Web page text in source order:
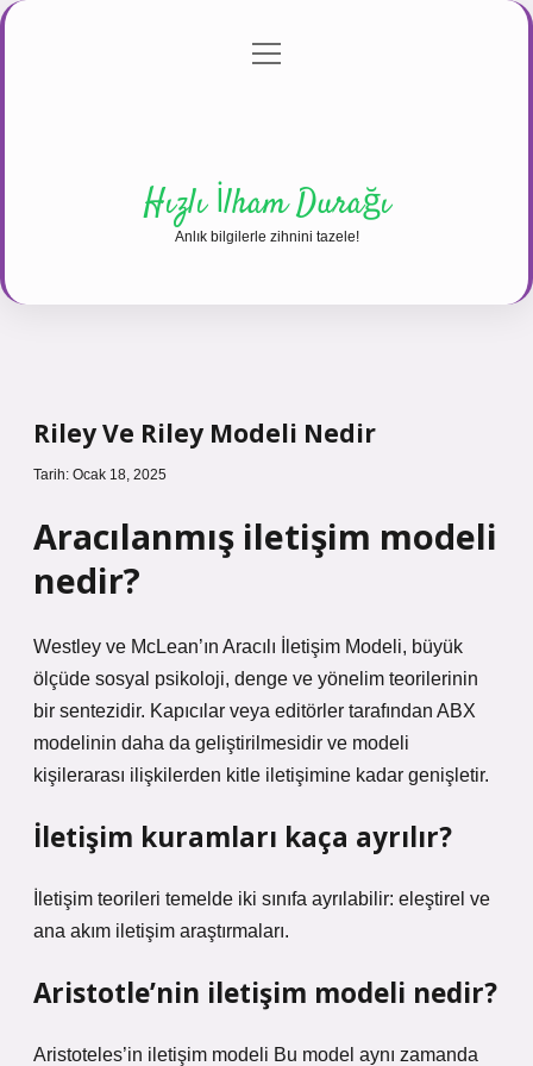
Gizlilik Politikası
menüyü
Hızlı İlham Durağı
Anlık bilgilerle zihnini tazele!
Riley Ve Riley Modeli Nedir
Tarih: Ocak 18, 2025
Aracılanmış iletişim modeli
nedir?
Westley ve McLean’ın Aracılı İletişim Modeli, büyük
ölçüde sosyal psikoloji, denge ve yönelim teorilerinin
bir sentezidir. Kapıcılar veya editörler tarafından ABX
modelinin daha da geliştirilmesidir ve modeli
kişilerarası ilişkilerden kitle iletişimine kadar genişletir.
İletişim kuramları kaça ayrılır?
İletişim teorileri temelde iki sınıfa ayrılabilir: eleştirel ve
ana akım iletişim araştırmaları.
Aristotle’nin iletişim modeli nedir?
Aristoteles’in iletişim modeli Bu model aynı zamanda